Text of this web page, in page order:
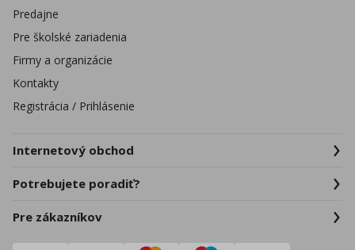
Predajne
Pre školské zariadenia
Firmy a organizácie
Kontakty
Registrácia / Prihlásenie
Internetový obchod
Potrebujete poradiť?
Pre zákazníkov